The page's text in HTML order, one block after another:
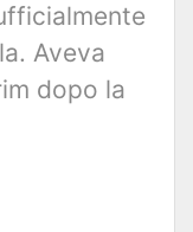
Aveva
dopo la